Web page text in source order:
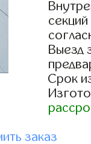
Выезд
Срок
заказ